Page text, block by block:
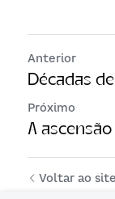
Anterior
Décadas
Próximo
A
Voltar ao site